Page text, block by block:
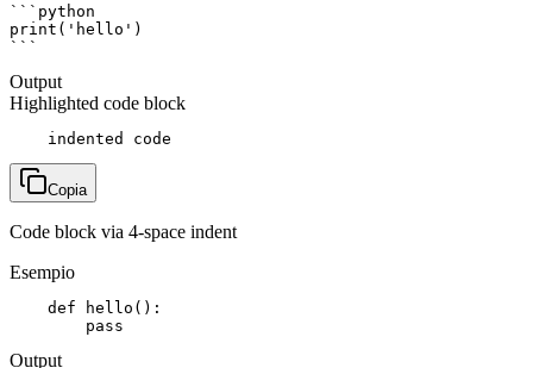
```python
print('hello')
```
Output
Highlighted code block
    indented code
Copia
Code block via 4-space indent
Esempio
    def hello():
        pass
Output